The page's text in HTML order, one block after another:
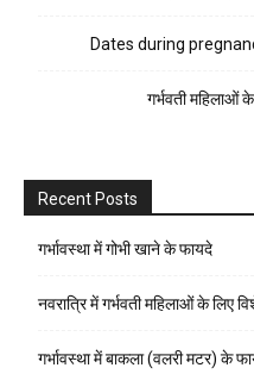
Dates during
गर्भवती महिलाओं
Recent Posts
गर्भावस्था में गोभी खाने के फायदे
नवरात्रि में गर्भवती महिलाओं के लिए
गर्भावस्था में बाकला (वलरी मटर) के